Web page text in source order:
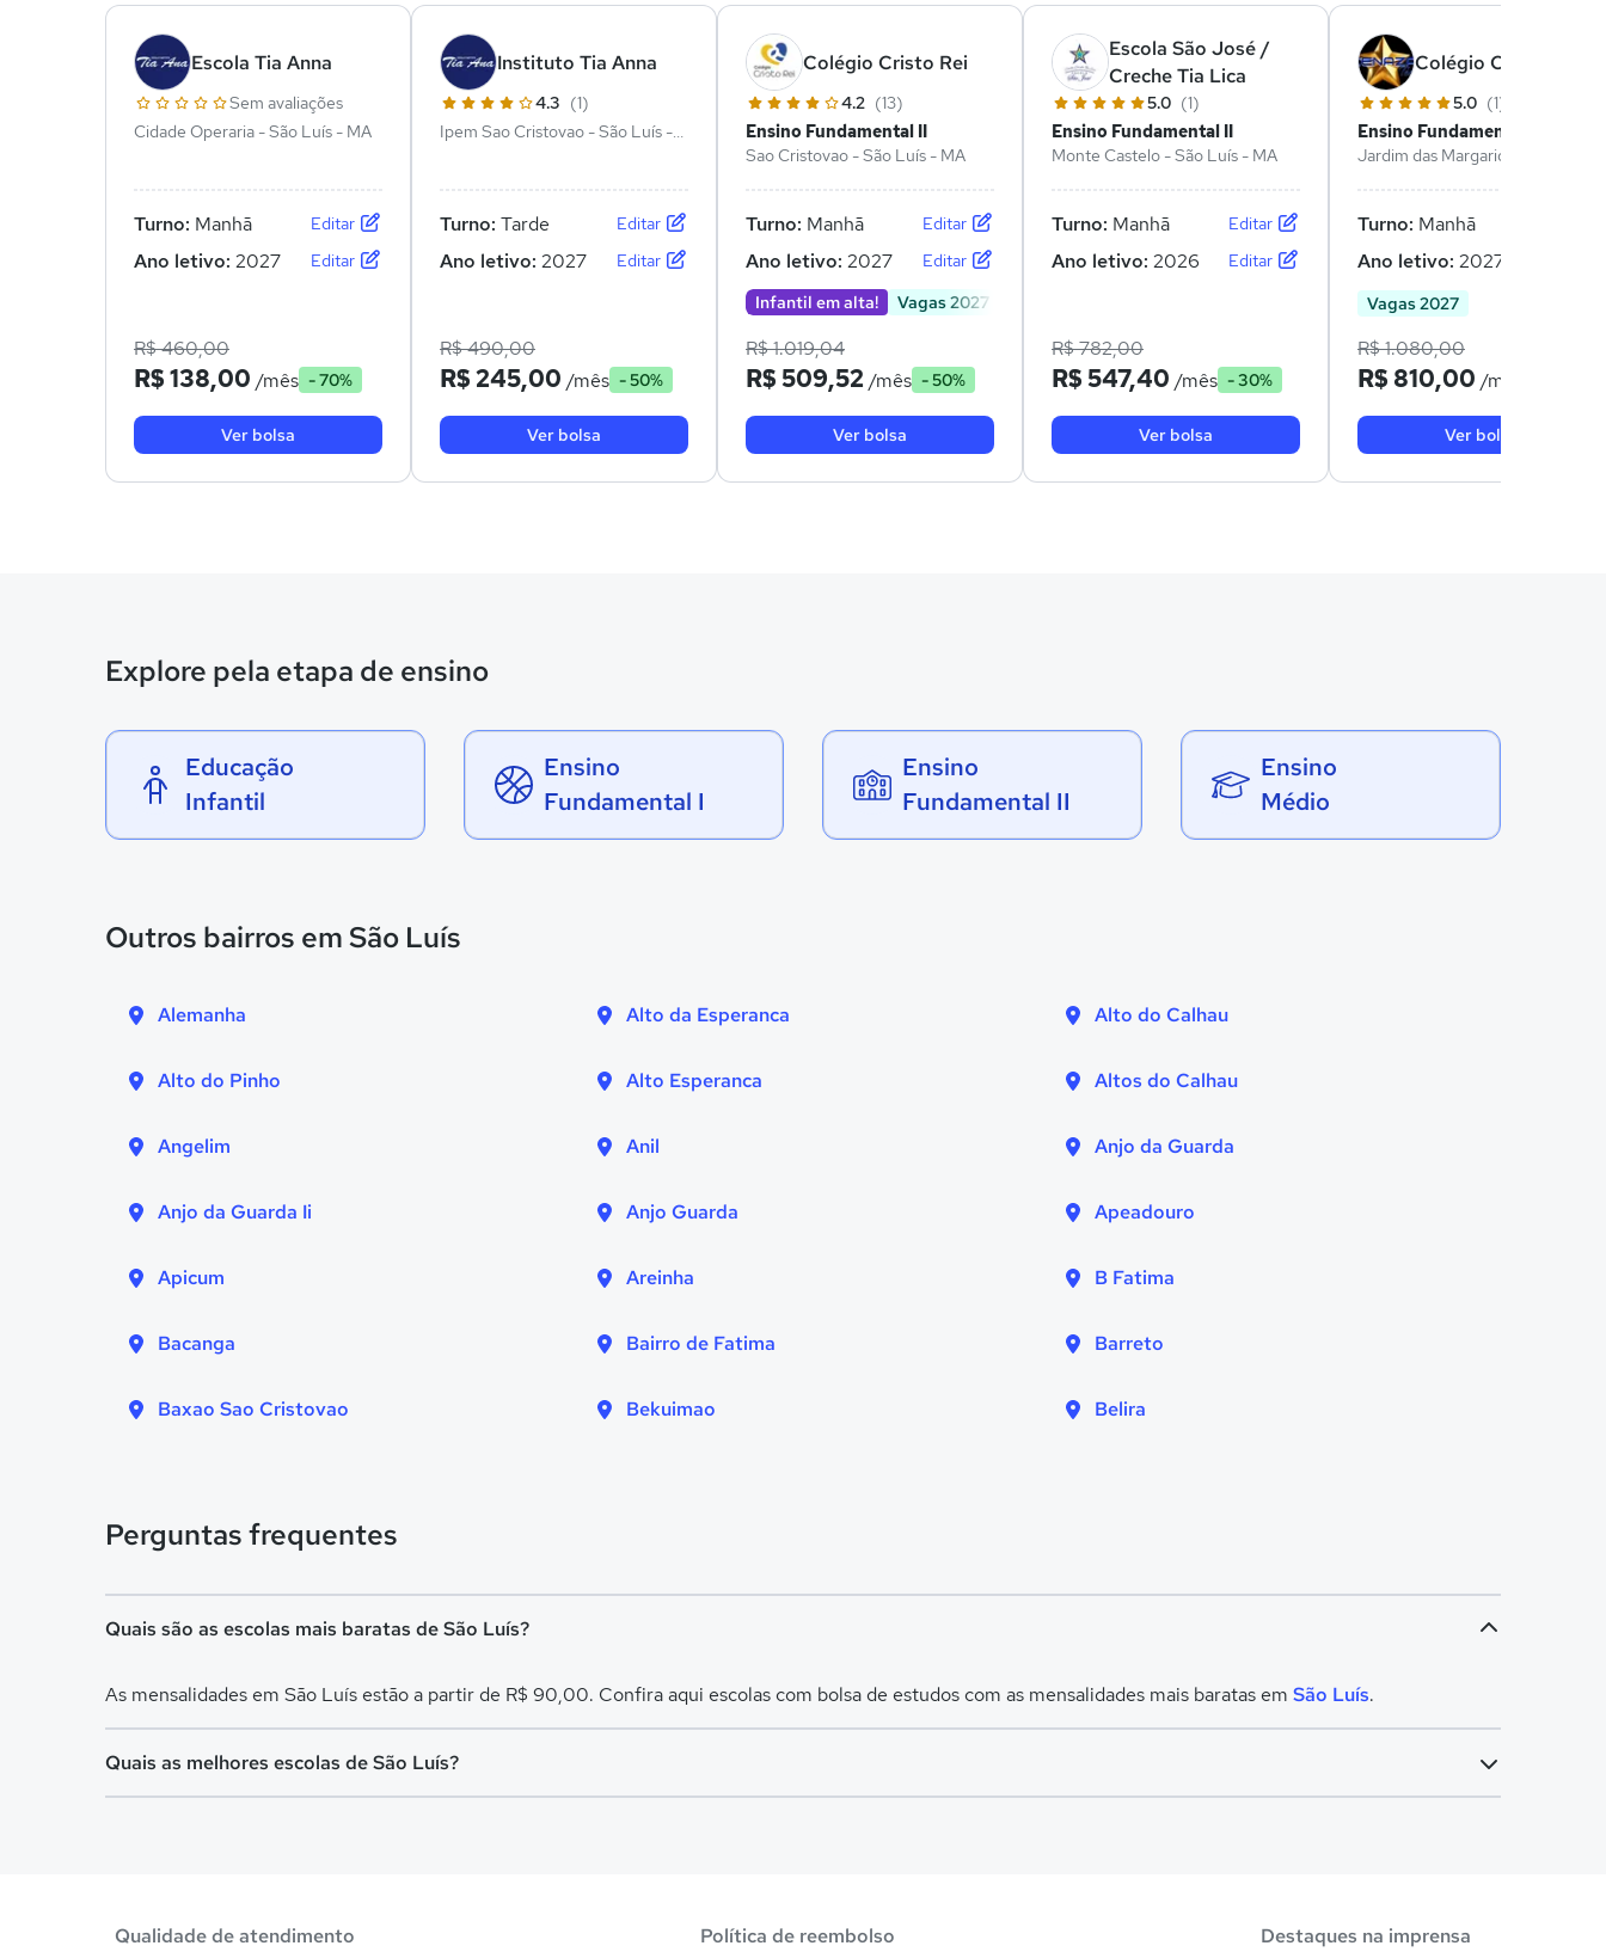
Escola Tia Anna
Sem avaliações
Cidade Operaria - São Luís - MA
Turno: Manhã Editar
Ano letivo: 2027 Editar
R$ 460,00
R$ 138,00 /mês - 70%
Ver bolsa
Instituto Tia Anna
4.3 (1)
Ipem Sao Cristovao - São Luís -
Turno: Tarde Editar
Ano letivo: 2027 Editar
R$ 490,00
R$ 245,00 /mês - 50%
Ver bolsa
Colégio Cristo Rei
4.2 (13)
Ensino Fundamental II
Sao Cristovao - São Luís - MA
Turno: Manhã Editar
Ano letivo: 2027
Editar
Infantil em alta!
Vagas 2027
R$ 1.019,04
R$ 509,52 /mês - 50%
Ver bolsa
Escola São José /
Creche Tia Lica
5.0 (1)
Ensino Fundamental II
Monte Castelo - São Luís - MA
Turno: Manhã Editar
Ano letivo: 2026 Editar
R$ 782,00
R$ 547,40 /mês - 30%
Ver bolsa
Colégio Cenaza
5.0 (1)
Ensino Fundamental II
Jardim das Margaridas - São Luís
Turno: Manhã
Ano letivo: 2027
Vagas 2027
R$ 1.080,00
R$ 810,00 /mês
Ver bolsa
Explore pela etapa de ensino
Educação
Infantil
Ensino
Fundamental I
Ensino
Fundamental II
Ensino
Médio
Outros bairros em São Luís
Alemanha Alto da Esperanca Alto do Calhau
Alto do Pinho Alto Esperanca Altos do Calhau
Angelim Anil Anjo da Guarda
Anjo da Guarda Ii Anjo Guarda Apeadouro
Apicum Areinha B Fatima
Bacanga Bairro de Fatima Barreto
Baxao Sao Cristovao Bekuimao Belira
Perguntas frequentes
Quais são as escolas mais baratas de São Luís?
As mensalidades em São Luís estão a partir de R$ 90,00. Confira aqui escolas com bolsa de estudos com as mensalidades mais baratas em São Luís.
Quais as melhores escolas de São Luís?
Qualidade de atendimento Política de reembolso Destaques na imprensa